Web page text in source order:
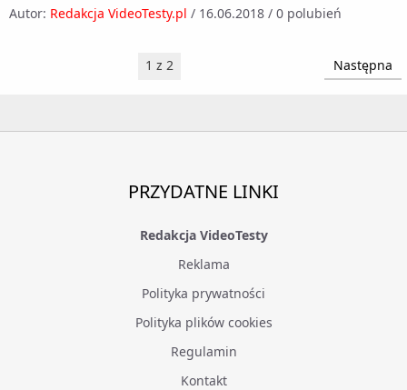
Autor: Redakcja VideoTesty.pl / 16.06.2018 / 0 polubień
1 z 2 Następna
PRZYDATNE LINKI
Redakcja VideoTesty
Reklama
Polityka prywatności
Polityka plików cookies
Regulamin
Kontakt